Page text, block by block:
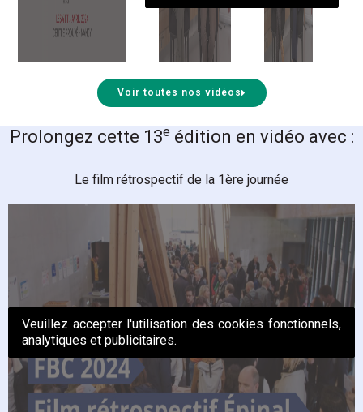
Voir toutes nos vidéos
Prolongez cette 13eédition en vidéo avec :
Le film rétrospectif de la 1ère journée
Veuillez accepter l'utilisation des cookies fonctionnels,
analytiques et publicitaires.